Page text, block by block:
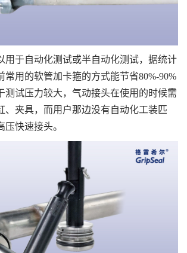
于自动化测试或半自动化测试，据统计
常用的软管加卡箍的方式能节省80%-90%
测试压力较大，气动接头在使用的时候需
、夹具，而用户那边没有自动化工装匹
快速接头。